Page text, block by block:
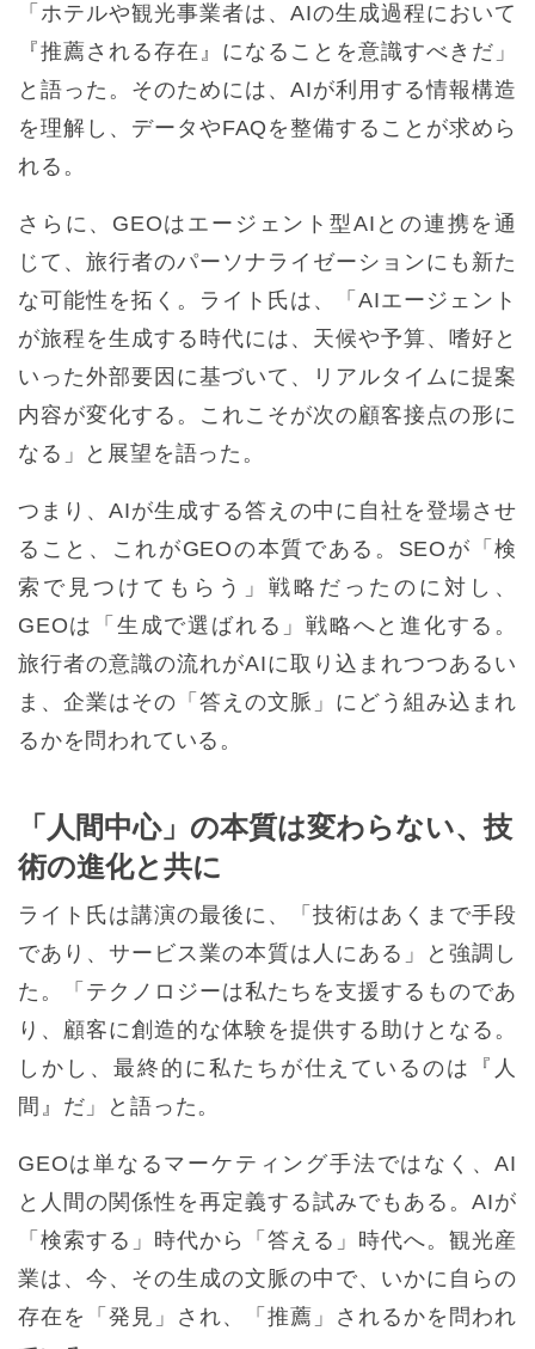
「ホテルや観光事業者は、AIの生成過程において
『推薦される存在』になることを意識すべきだ」
と語った。そのためには、AIが利用する情報構造
を理解し、データやFAQを整備することが求めら
れる。
さらに、GEOはエージェント型AIとの連携を通
じて、旅行者のパーソナライゼーションにも新た
な可能性を拓く。ライト氏は、「AIエージェント
が旅程を生成する時代には、天候や予算、嗜好と
いった外部要因に基づいて、リアルタイムに提案
内容が変化する。これこそが次の顧客接点の形に
なる」と展望を語った。
つまり、AIが生成する答えの中に自社を登場させ
ること、これがGEOの本質である。SEOが「検
索で見つけてもらう」戦略だったのに対し、
GEOは「生成で選ばれる」戦略へと進化する。
旅行者の意識の流れがAIに取り込まれつつあるい
ま、企業はその「答えの文脈」にどう組み込まれ
るかを問われている。
「人間中心」の本質は変わらない、技
術の進化と共に
ライト氏は講演の最後に、「技術はあくまで手段
であり、サービス業の本質は人にある」と強調し
た。「テクノロジーは私たちを支援するものであ
り、顧客に創造的な体験を提供する助けとなる。
しかし、最終的に私たちが仕えているのは『人
間』だ」と語った。
GEOは単なるマーケティング手法ではなく、AI
と人間の関係性を再定義する試みでもある。AIが
「検索する」時代から「答える」時代へ。観光産
業は、今、その生成の文脈の中で、いかに自らの
存在を「発見」され、「推薦」されるかを問われ